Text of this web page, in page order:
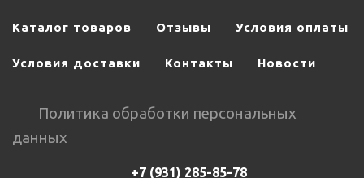
Каталог товаров Отзывы Условия оплаты
Условия доставки Контакты Новости
Политика обработки персональных
данных
+7 (931) 285-85-78